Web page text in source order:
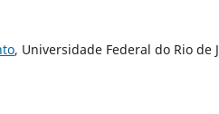
, Universidade Federal do Rio de